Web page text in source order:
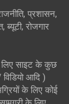
प्रशासन,
रोजगार
लिए साइट के कुछ
आदि )
के लिए कोई